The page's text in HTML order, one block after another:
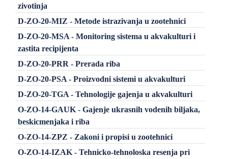
zivotinja
D-ZO-20-MIZ - Metode istrazivanja u zootehnici
D-ZO-20-MSA - Monitoring sistema u akvakulturi i
zastita recipijenta
D-ZO-20-PRR - Prerada riba
D-ZO-20-PSA - Proizvodni sistemi u akvakulturi
D-ZO-20-TGA - Tehnologije gajenja u akvakulturi
O-ZO-14-GAUK - Gajenje ukrasnih vodenih biljaka,
beskicmenjaka i riba
O-ZO-14-ZPZ - Zakoni i propisi u zootehnici
O-ZO-14-IZAK - Tehnicko-tehnoloska resenja pri